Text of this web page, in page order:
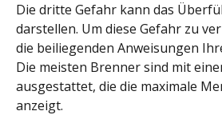
Die dritte Gefahr kann das
darstellen. Um diese Gefahr zu
die beiliegenden Anweisungen
Die meisten Brenner sind mit
ausgestattet, die die maximale
anzeigt.